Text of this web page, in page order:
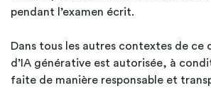
pendant l’examen écrit.
Dans tous les autres contextes de ce
d’IA générative est autorisée, à
faite de manière responsable et